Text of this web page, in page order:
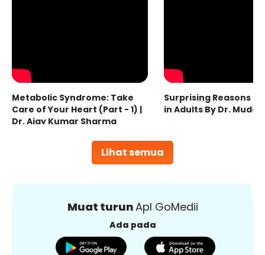
Lihat semua
Metabolic Syndrome: Take
Care of Your Heart (Part - 1) |
Dr. Ajay Kumar Sharma
Surprising Reasons
in Adults By Dr.
Muat turunApl GoMedii
Ada pada